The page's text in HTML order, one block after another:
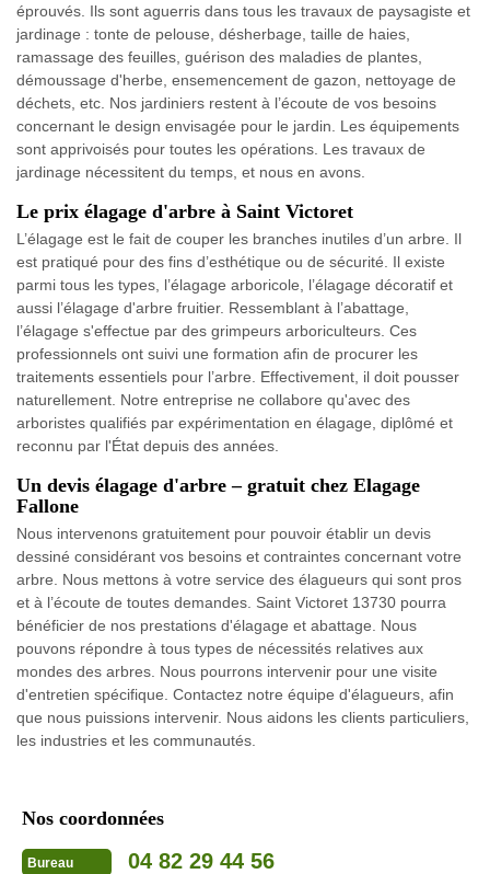
éprouvés. Ils sont aguerris dans tous les travaux de paysagiste et
jardinage : tonte de pelouse, désherbage, taille de haies,
ramassage des feuilles, guérison des maladies de plantes,
démoussage d'herbe, ensemencement de gazon, nettoyage de
déchets, etc. Nos jardiniers restent à l’écoute de vos besoins
concernant le design envisagée pour le jardin. Les équipements
sont apprivoisés pour toutes les opérations. Les travaux de
jardinage nécessitent du temps, et nous en avons.
Le prix élagage d'arbre à Saint Victoret
L’élagage est le fait de couper les branches inutiles d’un arbre. Il
est pratiqué pour des fins d’esthétique ou de sécurité. Il existe
parmi tous les types, l’élagage arboricole, l’élagage décoratif et
aussi l’élagage d'arbre fruitier. Ressemblant à l’abattage,
l’élagage s'effectue par des grimpeurs arboriculteurs. Ces
professionnels ont suivi une formation afin de procurer les
traitements essentiels pour l’arbre. Effectivement, il doit pousser
naturellement. Notre entreprise ne collabore qu'avec des
arboristes qualifiés par expérimentation en élagage, diplômé et
reconnu par l'État depuis des années.
Un devis élagage d'arbre – gratuit chez Elagage
Fallone
Nous intervenons gratuitement pour pouvoir établir un devis
dessiné considérant vos besoins et contraintes concernant votre
arbre. Nous mettons à votre service des élagueurs qui sont pros
et à l’écoute de toutes demandes. Saint Victoret 13730 pourra
bénéficier de nos prestations d'élagage et abattage. Nous
pouvons répondre à tous types de nécessités relatives aux
mondes des arbres. Nous pourrons intervenir pour une visite
d'entretien spécifique. Contactez notre équipe d'élagueurs, afin
que nous puissions intervenir. Nous aidons les clients particuliers,
les industries et les communautés.
Nos coordonnées
Bureau 04 82 29 44 56